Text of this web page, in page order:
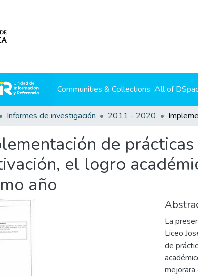
Communities & Collections All of
Informes de investigación 2011 - 2020
de
el logro
año
La
Liceo
de
mejorara